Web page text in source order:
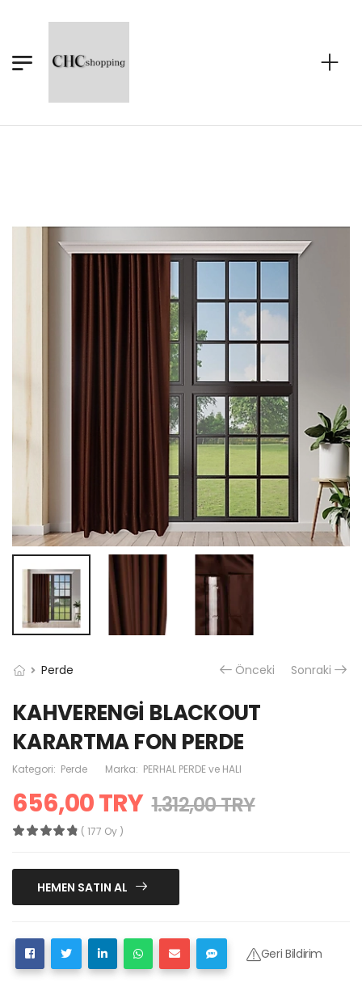
Perde Önceki Sonraki
KAHVERENGİ BLACKOUT
KARARTMA FON PERDE
Kategori: Perde Marka: PERHAL PERDE ve HALI
656,00 TRY 1.312,00 TRY
( 177 Oy )
HEMEN SATIN AL
Geri Bildirim